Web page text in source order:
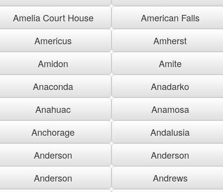
Amelia Court House
American Falls
Americus
Amherst
Amidon
Amite
Anaconda
Anadarko
Anahuac
Anamosa
Anchorage
Andalusia
Anderson
Anderson
Anderson
Andrews